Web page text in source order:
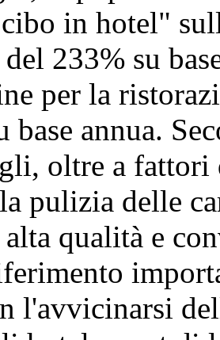
in hotel"
del 233% su
per la
base annua.
oltre a fattori
pulizia delle
qualità e
l'avvicinarsi